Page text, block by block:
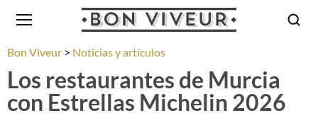
Bon Viveur Noticias y artículos
Los restaurantes de Murcia
con Estrellas Michelin 2026